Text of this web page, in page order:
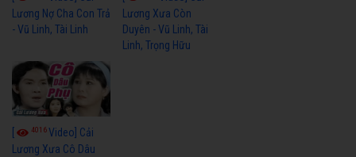
Lương Nợ Cha Con Trả
- Vũ Linh, Tài Linh
Lương Xưa Còn
Duyên - Vũ Linh, Tài
Linh, Trọng Hữu
[ 4016Video] Cải
Lương Xưa Cô Dâu